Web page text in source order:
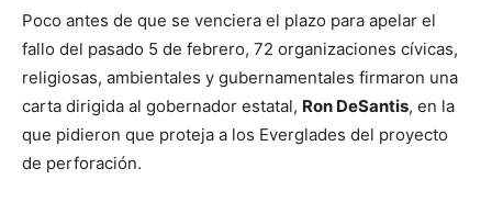
Poco antes de que se venciera el plazo para apelar el
fallo del pasado 5 de febrero, 72 organizaciones cívicas,
religiosas, ambientales y gubernamentales firmaron una
carta dirigida al gobernador estatal, Ron DeSantis, en la
que pidieron que proteja a los Everglades del proyecto
de perforación.